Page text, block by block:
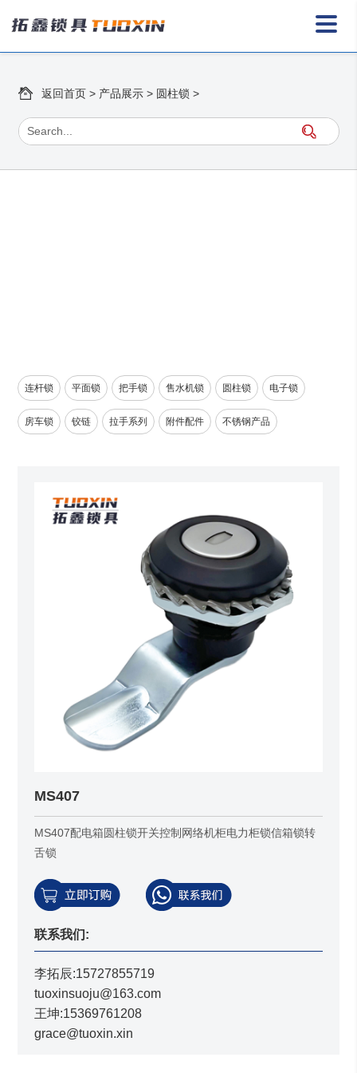
返回首页 > 产品展示 > 圆柱锁 >
连杆锁 平面锁 把手锁 售水机锁 圆柱锁 电子锁
房车锁 铰链 拉手系列 附件配件 不锈钢产品
MS407
MS407配电箱圆柱锁开关控制网络机柜电力柜锁信箱锁转
舌锁
联系我们:
李拓辰:15727855719
tuoxinsuoju@163.com
王坤:15369761208
grace@tuoxin.xin